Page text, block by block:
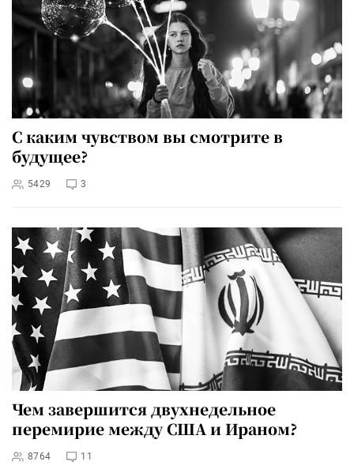
С каким чувством вы смотрите в
будущее?
5429 3
Чем завершится двухнедельное
перемирие между США и Ираном?
8764 11